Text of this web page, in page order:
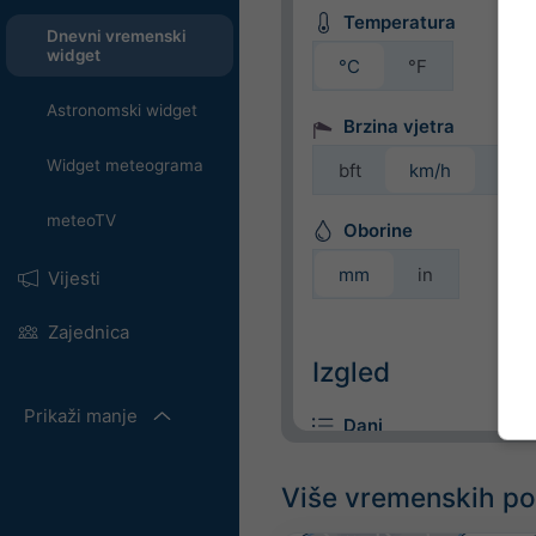
Dnevni vremenski
widget
Astronomski widget
Widget meteograma
meteoTV
Vijesti
Zajednica
Prikaži manje
Temperatura
°C
°F
Brzina vjetra
bft
km/h
Oborine
mm
in
Izgled
Dani
Više vremenskih